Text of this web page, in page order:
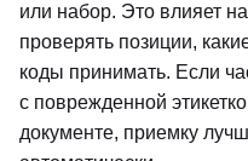
или набор. Это влияет
проверять позиции,
коды принимать. Если
с поврежденной
документе, приемку